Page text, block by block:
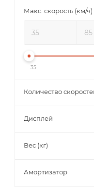
Макс. скорость (км/ч)
35
Количество
Дисплей
Вес (кг)
Амортизатор